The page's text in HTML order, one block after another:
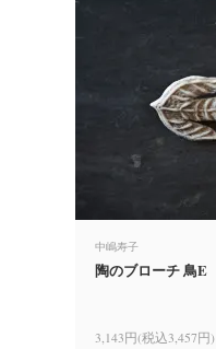
中嶋寿子
陶のブローチ 鳥E
3,143円(税込3,457円)